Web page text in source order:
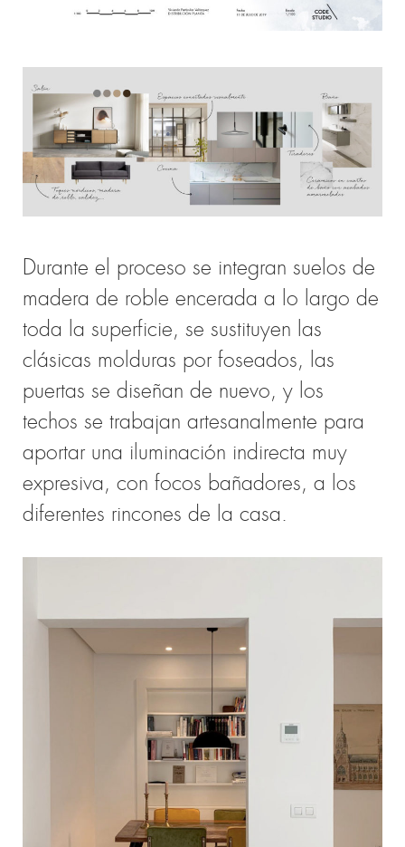
Durante el proceso se integran suelos de
madera de roble encerada a lo largo de
toda la superficie, se sustituyen las
clásicas molduras por foseados, las
puertas se diseñan de nuevo, y los
techos se trabajan artesanalmente para
aportar una iluminación indirecta muy
expresiva, con focos bañadores, a los
diferentes rincones de la casa.